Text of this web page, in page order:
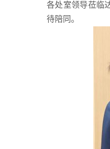
各处室领导莅临
待陪同。